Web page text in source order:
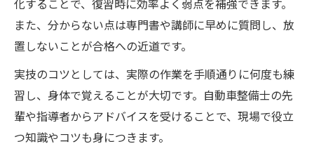
化することで、復習時に効率よく弱点を補強できます。
また、分からない点は専門書や講師に早めに質問し、放
置しないことが合格への近道です。
実技のコツとしては、実際の作業を手順通りに何度も練
習し、身体で覚えることが大切です。自動車整備士の先
輩や指導者からアドバイスを受けることで、現場で役立
つ知識やコツも身につきます。